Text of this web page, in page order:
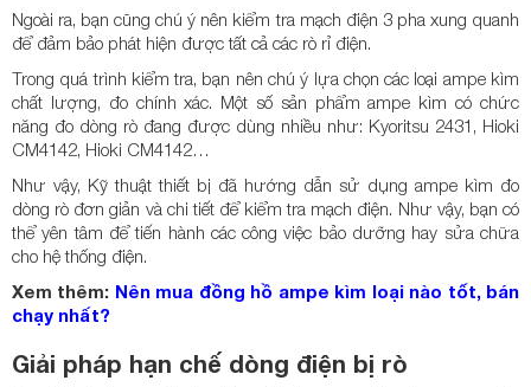
Ngoài ra, bạn cũng chú ý nên kiểm tra mạch điện 3 pha xung quanh
để đảm bảo phát hiện được tất cả các rò rỉ điện.
Trong quá trình kiểm tra, bạn nên chú ý lựa chọn các loại ampe kìm
chất lượng, đo chính xác. Một số sản phẩm ampe kìm có chức
năng đo dòng rò đang được dùng nhiều như: Kyoritsu 2431, Hioki
CM4142, Hioki CM4142…
Như vậy, Kỹ thuật thiết bị đã hướng dẫn sử dụng ampe kìm đo
dòng rò đơn giản và chi tiết để kiểm tra mạch điện. Như vậy, bạn có
thể yên tâm để tiến hành các công việc bảo dưỡng hay sửa chữa
cho hệ thống điện.
Xem thêm: Nên mua đồng hồ ampe kìm loại nào tốt, bán
chạy nhất?
Giải pháp hạn chế dòng điện bị rò